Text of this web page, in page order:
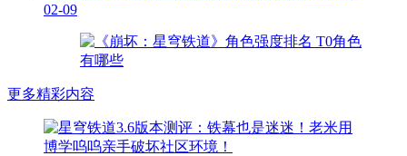
02-09
更多精彩内容